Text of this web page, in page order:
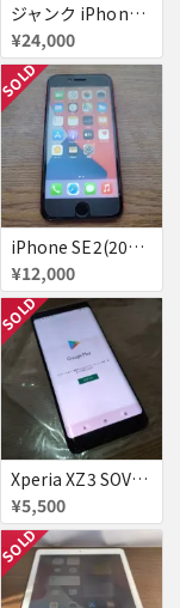
ジャンク iPhone 13 Pro Max ブルー 1TB
¥24,000
SOLD
iPhone SE2(2020) (PRODUCT)RED 64GB SIMフリー
¥12,000
SOLD
Xperia XZ3 SOV39 画面焼け △判定
¥5,500
SOLD